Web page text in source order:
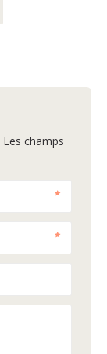
Les champs